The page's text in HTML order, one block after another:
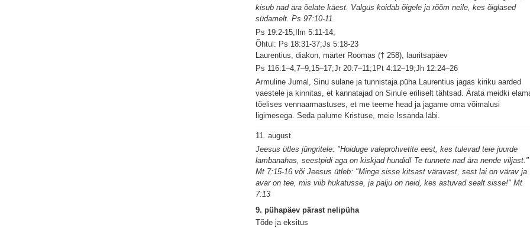
kisub nad ära õelate käest. Valgus koidab õigele ja rõõm neile, kes õiglased
südamelt. Ps 97:10-11
Ps 19:2-15;Ilm 5:11-14;
Õhtul: Ps 18:31-37;Js 5:18-23
Laurentius, diakon, märter Roomas († 258), lauritsapäev
Ps 116:1–4,7–9,15–17;Jr 20:7–11;1Pt 4:12–19;Jh 12:24–26
Armuline Jumal, Sinu sulane ja tunnistaja püha Laurentius jagas kiriku aarded
vaestele ja kinnitas, et kannatajad on Sinule eriliselt tähtsad. Ärata meidki
tõelises vennaarmastuses, et me teeme head ja jagame oma võimalusi
ligimesega. Seda palume Kristuse, meie Issanda läbi.
11. august
Jeesus ütles jüngritele: "Hoiduge valeprohvetite eest, kes tulevad teie juurde
lambanahas, seestpidi aga on kiskjad hundid! Te tunnete nad ära nende viljast."
Mt 7:15-16 või Jeesus ütleb: "Minge sisse kitsast väravast, sest lai on värav ja
avar on tee, mis viib hukatusse, ja palju on neid, kes astuvad sealt sisse!" Mt
7:13
9. pühapäev pärast nelipüha
Tõde ja eksitus